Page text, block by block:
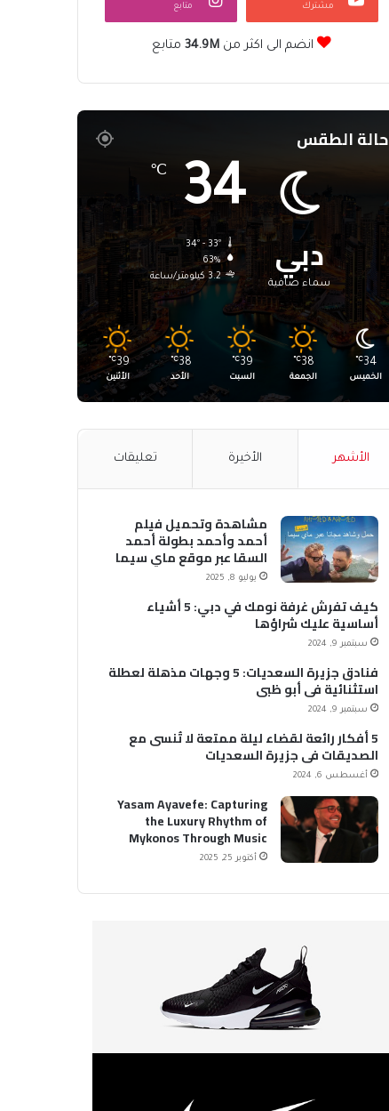
مشترك متابع
انضم الى اكثر من34.9M متابع
حالة الطقس
دبي
سماء صافية
34
℃
34º - 33º
63%
3.2 كيلومتر/ساعة
34
℃
الخميس
38
℃
الجمعة
39
℃
السبت
38
℃
الأحد
39
℃
الأثنين
الأشهر الأخيرة تعليقات
مشاهدة وتحميل فيلم
أحمد وأحمد بطولة أحمد
السقا عبر موقع ماي سيما
MyCima (وي سيما WeCima)
يوليو 8, 2025
كيف تفرش غرفة نومك في دبي: 5 أشياء
أساسية عليك شراؤها
سبتمبر 9, 2024
فنادق جزيرة السعديات: 5 وجهات مذهلة لعطلة
استثنائية في أبو ظبي
سبتمبر 9, 2024
5 أفكار رائعة لقضاء ليلة ممتعة لا تُنسى مع
الصديقات في جزيرة السعديات
أغسطس 6, 2024
Yasam Ayavefe: Capturing
the Luxury Rhythm of
Mykonos Through Music
أكتوبر 25, 2025